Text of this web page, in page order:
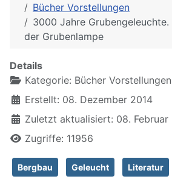
Bücher Vorstellungen
3000 Jahre
der Grubenlampe
Details
Kategorie: Bücher Vorstellungen
Erstellt: 08. Dezember 2014
Zuletzt aktualisiert: 08. Februar
Zugriffe: 11956
Bergbau Geleucht Literatur